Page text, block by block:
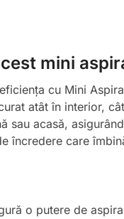
mini
cu Mini
atât în interior,
sau acasă,
încredere care
o putere de